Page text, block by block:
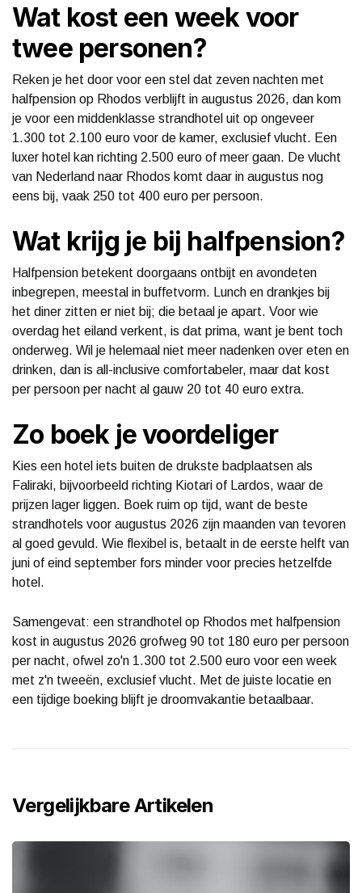
Wat kost een week voor
twee personen?
Reken je het door voor een stel dat zeven nachten met
halfpension op Rhodos verblijft in augustus 2026, dan kom
je voor een middenklasse strandhotel uit op ongeveer
1.300 tot 2.100 euro voor de kamer, exclusief vlucht. Een
luxer hotel kan richting 2.500 euro of meer gaan. De vlucht
van Nederland naar Rhodos komt daar in augustus nog
eens bij, vaak 250 tot 400 euro per persoon.
Wat krijg je bij halfpension?
Halfpension betekent doorgaans ontbijt en avondeten
inbegrepen, meestal in buffetvorm. Lunch en drankjes bij
het diner zitten er niet bij; die betaal je apart. Voor wie
overdag het eiland verkent, is dat prima, want je bent toch
onderweg. Wil je helemaal niet meer nadenken over eten en
drinken, dan is all-inclusive comfortabeler, maar dat kost
per persoon per nacht al gauw 20 tot 40 euro extra.
Zo boek je voordeliger
Kies een hotel iets buiten de drukste badplaatsen als
Faliraki, bijvoorbeeld richting Kiotari of Lardos, waar de
prijzen lager liggen. Boek ruim op tijd, want de beste
strandhotels voor augustus 2026 zijn maanden van tevoren
al goed gevuld. Wie flexibel is, betaalt in de eerste helft van
juni of eind september fors minder voor precies hetzelfde
hotel.
Samengevat: een strandhotel op Rhodos met halfpension
kost in augustus 2026 grofweg 90 tot 180 euro per persoon
per nacht, ofwel zo'n 1.300 tot 2.500 euro voor een week
met z'n tweeën, exclusief vlucht. Met de juiste locatie en
een tijdige boeking blijft je droomvakantie betaalbaar.
Vergelijkbare Artikelen